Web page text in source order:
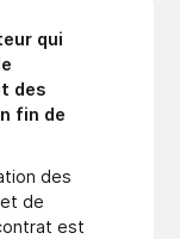
qui
des
fin de
des
de
est